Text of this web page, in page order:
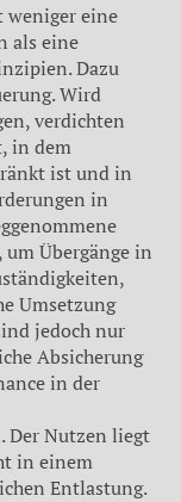
eine
als eine
Dazu
Wird
verdichten
in dem
ist und in
in
Übergänge in
Umsetzung
jedoch nur
Absicherung
in der
Der Nutzen liegt
in einem
Entlastung.